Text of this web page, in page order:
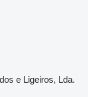
e Ligeiros, Lda.